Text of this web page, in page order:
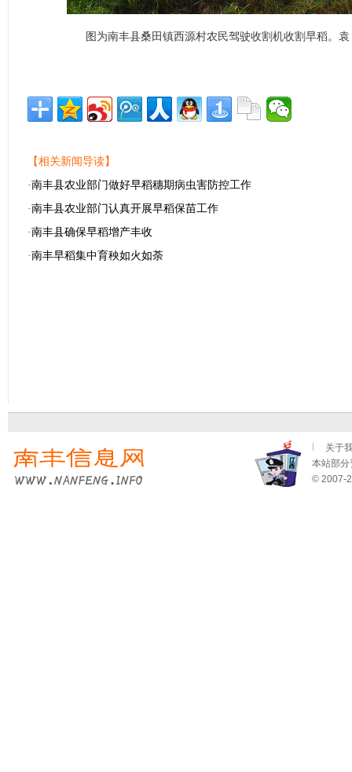
图为南丰县桑田镇西源村农民驾驶收割机收割早稻。
【相关新闻导读】
·南丰县农业部门做好早稻穗期病虫害防控工作
·南丰县农业部门认真开展早稻保苗工作
·南丰县确保早稻增产丰收
·南丰早稻集中育秧如火如荼
关于
本站部分
© 2007-